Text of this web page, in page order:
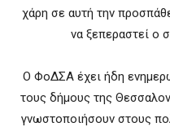
χάρη σε αυτή την
να ξεπεραστεί ο
Ο ΦοΔΣΑ έχει ήδη
τους δήμους της
γνωστοποιήσουν στους